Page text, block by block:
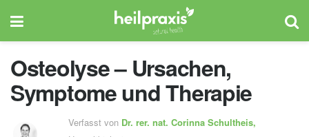
Osteolyse – Ursachen,
Symptome und Therapie
Verfasst von Dr. rer. nat. Corinna Schultheis,